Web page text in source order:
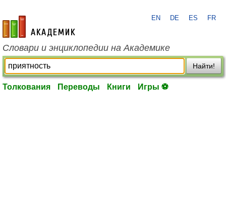
academic.ru
EN DE ES FR
Словари и энциклопедии на Академике
Найти!
Толкования Переводы Книги Игры ⚽